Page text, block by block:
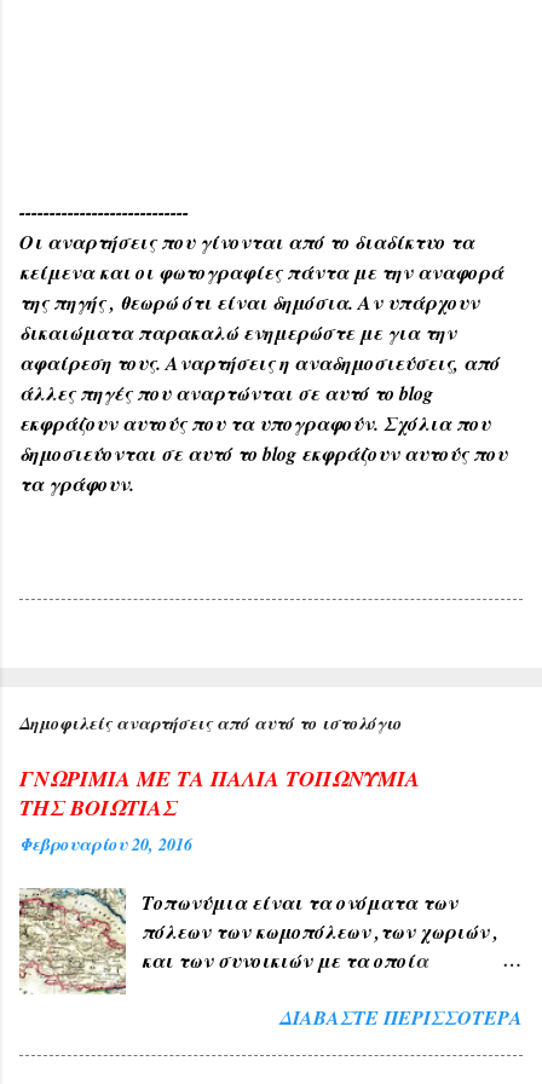
----------------------------
Οι αναρτήσεις που γίνονται από το διαδίκτυο τα
κείμενα και οι φωτογραφίες πάντα με την αναφορά
της πηγής , θεωρώ ότι είναι δημόσια. Αν υπάρχουν
δικαιώματα παρακαλώ ενημερώστε με για την
αφαίρεση τους. Αναρτήσεις η αναδημοσιεύσεις, από
άλλες πηγές που αναρτώνται σε αυτό το blog
εκφράζουν αυτούς που τα υπογραφούν. Σχόλια που
δημοσιεύονται σε αυτό το blog εκφράζουν αυτούς που
τα γράφουν.
Δημοφιλείς αναρτήσεις από αυτό το ιστολόγιο
ΓΝΩΡΙΜΙΑ ΜΕ ΤΑ ΠΑΛΙΑ ΤΟΠΩΝΥΜΙΑ
ΤΗΣ ΒΟΙΩΤΙΑΣ
Φεβρουαρίου 20, 2016
Τοπωνύμια είναι τα ονόματα των
πόλεων των κωμοπόλεων ,των χωριών ,
και των συνοικιών με τα οποία
ΑΘΗΝΑ , ΠΑΤΡΑ , ΘΕΣΣΑΛΟΝΙΚΗ , ΧΙΟΣ
ΔΙΑΒΆΣΤΕ ΠΕΡΙΣΣΌΤΕΡΑ